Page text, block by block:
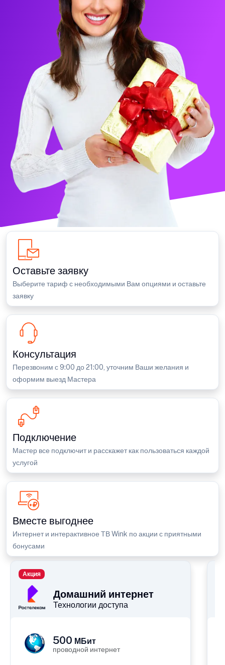
Оставьте заявку
Выберите тариф с необходимыми Вам опциями и оставьте
заявку
Консультация
Перезвоним с 9:00 до 21:00, уточним Ваши желания и
оформим выезд Мастера
Подключение
Мастер все подключит и расскажет как пользоваться каждой
услугой
Вместе выгоднее
Интернет и интерактивное ТВ Wink по акции с приятными
бонусами
Домашний интернет
Технологии доступа
Акция
500 МБит
проводной интернет